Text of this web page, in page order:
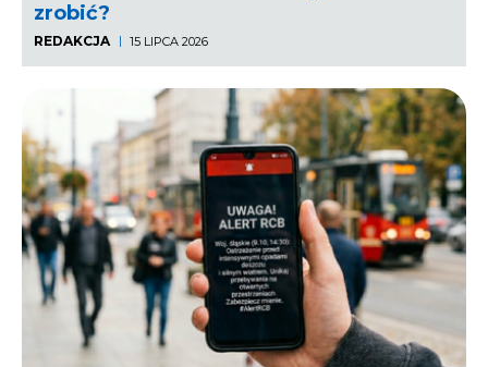
zrobić?
REDAKCJA 15 LIPCA 2026